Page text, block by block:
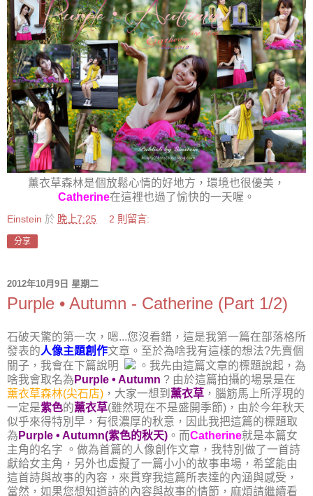
薰衣草森林是個放鬆心情的好地方，環境也很優美，
Catherine在這裡也過了愉快的一天喔。
Einstein 於 晚上7:25 2 則留言:
分享
2012年10月9日 星期二
Purple • Autumn - Catherine (Part 1/2)
石破天驚的第一次，嗯...您沒看錯，這是我第一篇在部落格所
發表的人像主題創作文章。至於為啥我有這樣的想法?先賣個
關子，我會在下篇說明
。我先由這篇文章的標題說起，為
啥我會取名為 Purple • Autumn ? 由於這篇拍攝的場景是在
薰衣草森林(尖石店) ，大家一想到 薰衣草 ，腦筋馬上所浮現的
一定是紫色的薰衣草(雖然現在不是盛開季節)，由於今年秋天
似乎來得特別早，有很濃厚的秋意，因此我把這篇的標題取
為 Purple • Autumn(紫色的秋天) 。而Catherine就是本篇女
主角的名字 。做為首篇的人像創作文章，我特別做了一首詩
獻給女主角，另外也虛擬了一篇小小的故事串場，希望能由
這首詩與故事的內容，來貫穿我這篇所表達的內涵與感受，
當然，如果您想知道詩的內容與故事的情節，麻煩請繼續看